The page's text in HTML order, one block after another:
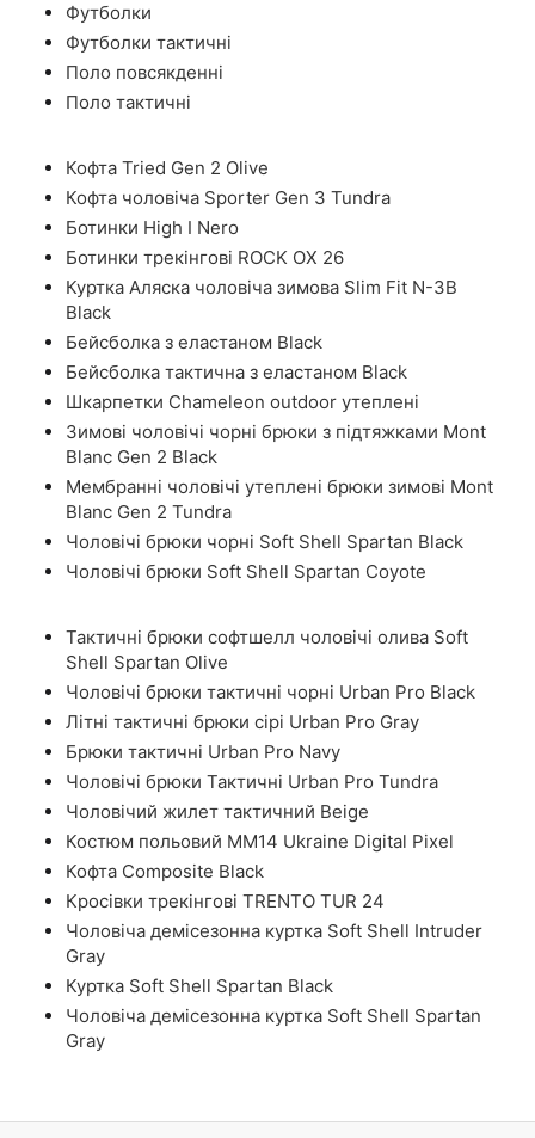
Футболки
Футболки тактичні
Поло повсякденні
Поло тактичні
Кофта Tried Gen 2 Olive
Кофта чоловіча Sporter Gen 3 Tundra
Ботинки High I Nero
Ботинки трекінгові ROCK OX 26
Куртка Аляска чоловіча зимова Slim Fit N-3B
Black
Бейсболка з еластаном Black
Бейсболка тактична з еластаном Black
Шкарпетки Chameleon outdoor утеплені
Зимові чоловічі чорні брюки з підтяжками Mont
Blanc Gen 2 Black
Мембранні чоловічі утеплені брюки зимові Mont
Blanc Gen 2 Tundra
Чоловічі брюки чорні Soft Shell Spartan Black
Чоловічі брюки Soft Shell Spartan Coyote
Тактичні брюки софтшелл чоловічі олива Soft
Shell Spartan Olive
Чоловічі брюки тактичні чорні Urban Pro Black
Літні тактичні брюки сірі Urban Pro Gray
Брюки тактичні Urban Pro Navy
Чоловічі брюки Тактичні Urban Pro Tundra
Чоловічий жилет тактичний Beige
Костюм польовий ММ14 Ukraine Digital Pixel
Кофта Composite Black
Кросівки трекінгові TRENTO TUR 24
Чоловіча демісезонна куртка Soft Shell Intruder
Gray
Куртка Soft Shell Spartan Black
Чоловіча демісезонна куртка Soft Shell Spartan
Gray